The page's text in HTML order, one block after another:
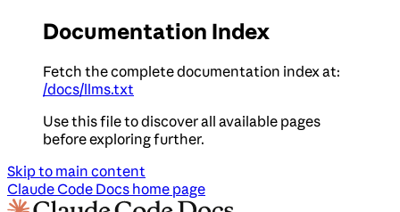
Documentation Index
Fetch the complete documentation index at:
/docs/llms.txt
Use this file to discover all available pages
before exploring further.
Skip to main content
Claude Code Docs home page